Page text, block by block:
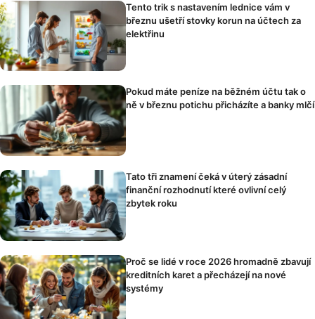
Tento trik s nastavením lednice vám v
březnu ušetří stovky korun na účtech za
elektřinu
Pokud máte peníze na běžném účtu tak o
ně v březnu potichu přicházíte a banky mlčí
Tato tři znamení čeká v úterý zásadní
finanční rozhodnutí které ovlivní celý
zbytek roku
Proč se lidé v roce 2026 hromadně zbavují
kreditních karet a přecházejí na nové
systémy